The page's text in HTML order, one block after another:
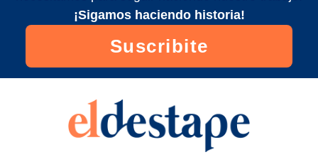
¡Sigamos haciendo historia!
Suscribite